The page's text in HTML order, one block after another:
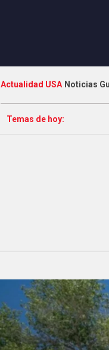
Actualidad USA Noticias
Temas de hoy: